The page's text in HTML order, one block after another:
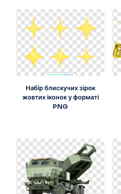
Набір блискучих зірок
жовтих іконок у форматі
PNG